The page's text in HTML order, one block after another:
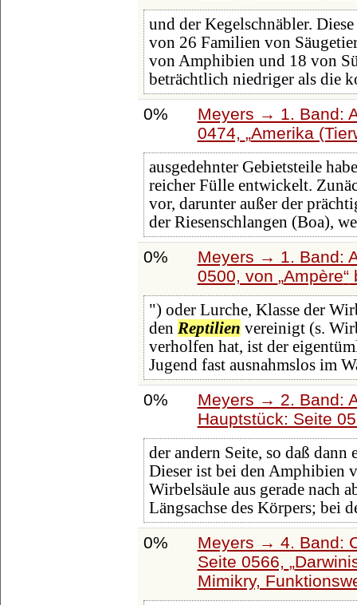
und der Kegelschnäbler.
von 26 Familien von
von Amphibien und 18 von
beträchtlich niedriger als die
0%
Meyers → 1. Band:
0474,
Amerika
ausgedehnter Gebietsteile
reicher Fülle entwickelt.
vor, darunter außer der
der Riesenschlangen (Boa),
0%
Meyers → 1. Band:
0500, von Ampère
") oder Lurche, Klasse der
den Reptilien vereinigt (s.
verholfen hat, ist der
Jugend fast ausnahmslos im
0%
Meyers → 2. Band:
Hauptstück: Seite
der andern Seite, so daß
Dieser ist bei den Amphibien
Wirbelsäule aus gerade nach
Längsachse des Körpers; bei
0%
Meyers → 4. Band:
Seite 0566,
Mimikry,